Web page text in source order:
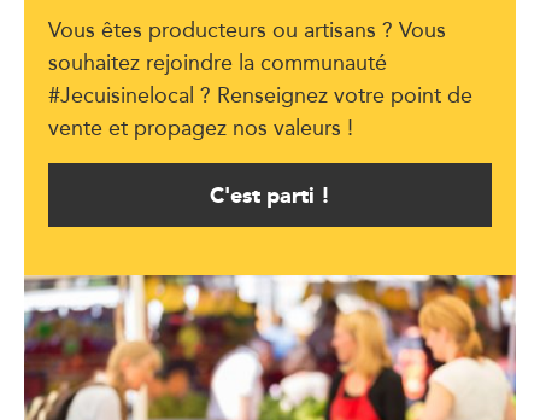
Vous êtes producteurs ou artisans ? Vous
souhaitez rejoindre la communauté
#Jecuisinelocal ? Renseignez votre point de
vente et propagez nos valeurs !
C'est parti !